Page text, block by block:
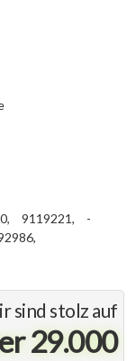
sind stolz auf
29.000
­9119221,
­